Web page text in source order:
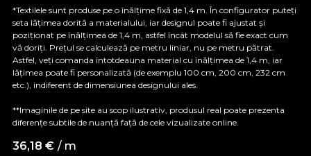
*Textilele sunt produse pe o înălțime fixă de 1,4 m. În configurator puteți
seta lățimea dorită a materialului, iar designul poate fi ajustat și
poziționat pe înălțimea de 1,4 m, astfel încât modelul să fie exact cum
vă doriți. Prețul se calculează pe metru liniar, nu pe metru pătrat.
Astfel, veți comanda întotdeauna material cu înălțimea de 1,4 m, iar
lățimea poate fi personalizată (de exemplu 100 cm, 200 cm, 232 cm
etc.), indiferent de dimensiunea designului ales.
**Imaginile de pe site au scop ilustrativ, produsul real poate prezenta
diferențe subtile de nuanță față de cele vizualizate online.
36,18 € / m